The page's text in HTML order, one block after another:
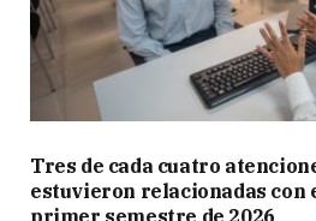
Tres de cada cuatro
estuvieron relacionadas con
primer semestre de 2026